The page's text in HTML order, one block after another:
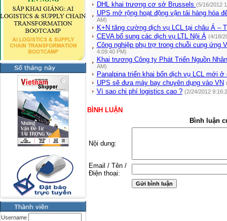
Username
DHL khai trương cơ sở Brussels (5/16/2012
UPS mở rộng hoạt động vận tải hàng hóa
AM)
K+N tăng cường dịch vụ LCL tại châu Á –
CEVA bổ sung các dịch vụ LTL Nội Á (4/18/
Công nghiệp phụ trợ trong chuỗi cung ứng
4:09:40 PM)
Khai trương Công ty Phát Triển Nguồn
AM)
Panalpina triển khai bốn dịch vụ LCL mới ở
UPS sẽ đưa máy bay chuyên dụng vào VN
Vì sao chi phí logistics cao ? (2/24/2012
BÌNH LUẬN
Bình luận
Nội dung:
Email / Tên /
Điện thoại: